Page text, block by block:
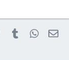
PinterestTumblr